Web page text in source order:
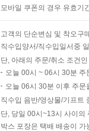
모바일 쿠폰의 경우 유효기
고객의 단순변심 및 착오구
직수입양서/직수입일서중
단, 아래의 주문/취소 조건
오늘 00시 ~ 06시 30분
오늘 06시 30분 이후 주
직수입 음반/영상물/기프트
단, 당일 00시~13시 사이의
박스 포장은 택배 배송이